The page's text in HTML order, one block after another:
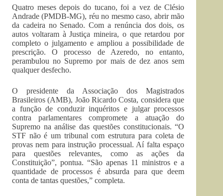
Quatro meses depois do tucano, foi a vez de Clésio
Andrade (PMDB-MG), réu no mesmo caso, abrir mão
da cadeira no Senado. Com a renúncia dos dois, os
autos voltaram à Justiça mineira, o que retardou por
completo o julgamento e ampliou a possibilidade de
prescrição. O processo de Azeredo, no entanto,
perambulou no Supremo por mais de dez anos sem
qualquer desfecho.
O presidente da Associação dos Magistrados
Brasileiros (AMB), João Ricardo Costa, considera que
a função de conduzir inquéritos e julgar processos
contra parlamentares compromete a atuação do
Supremo na análise das questões constitucionais. “O
STF não é um tribunal com estrutura para coleta de
provas nem para instrução processual. Aí falta espaço
para questões relevantes, como as ações da
Constituição”, pontua. “São apenas 11 ministros e a
quantidade de processos é absurda para que deem
conta de tantas questões,” completa.